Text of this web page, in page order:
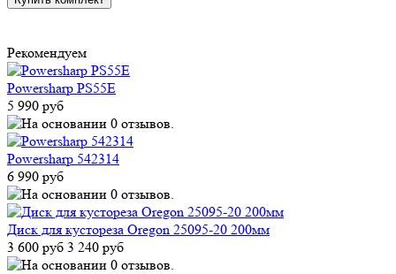
Рекомендуем
Powersharp PS55E
5 990 руб
Powersharp 542314
6 990 руб
Диск для кустореза Oregon 25095-20 200мм
3 600 руб 3 240 руб